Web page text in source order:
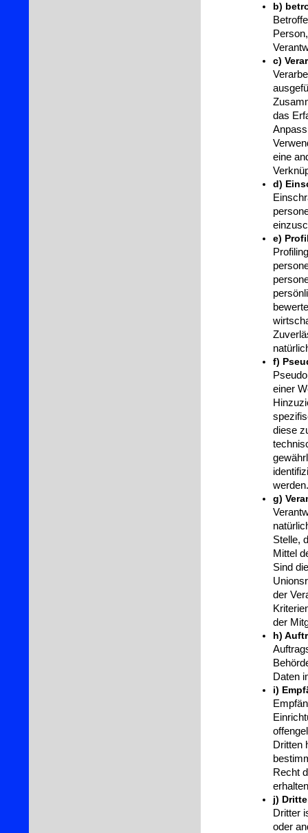
b)
c)
das
eine
d)
e)
f)
einer
diese
werden.
g)
Stelle,
Mittel
Sind
der
der
h)
Daten
i)
Dritten
Recht
j)
Dritter
oder